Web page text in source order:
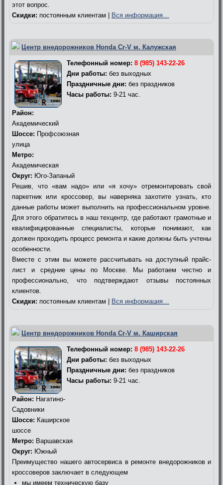
этот вопрос.
Скидки: постоянным клиентам | Вся информация…
Центр внедорожников Honda Cr-V м. Калужская
Телефонный номер: 8 (985) 143-22-26
Дни работы: без выходных
Праздничные дни: без праздников
Часы работы: 9-21 час.
Район:
Академический
Шоссе: Профсоюзная
улица
Метро:
Академическая
Округ: Юго-Запаный
Решив, что «вам надо» или «я хочу» отремонтировать свой
паркетник или кроссовер, вы наверняка захотите узнать, кто
данные работы может выполнить на профессиональном уровне.
Для этого обратитесь в наш техцентр, где работают грамотные и
квалифицированные специалисты, которые понимают, как
должен проходить процесс ремонта и какие должны быть учтены
особенности.
Вместе с этим вы можете рассчитывать на доступный прайс-
лист и средние цены по Москве. Мы работаем честно и
профессионально, что подтверждают отзывы постоянных
клиентов.
Скидки: постоянным клиентам | Вся информация…
Центр внедорожников Honda Cr-V м. Каширская
Телефонный номер: 8 (985) 143-22-26
Дни работы: без выходных
Праздничные дни: без праздников
Часы работы: 9-21 час.
Район: Нагатино-
Садовники
Шоссе: Каширское
шоссе
Метро: Варшавская
Округ: Южный
Преимущество нашего автосервиса в ремонте внедорожников и
кроссоверов заключает в следующем
мы имеем техническую базу